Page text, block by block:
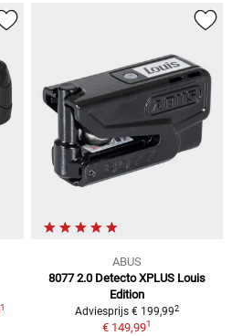
1
ABUS
8077 2.0 Detecto XPLUS Louis
Edition
Adviesprijs € 199,992
€ 149,991